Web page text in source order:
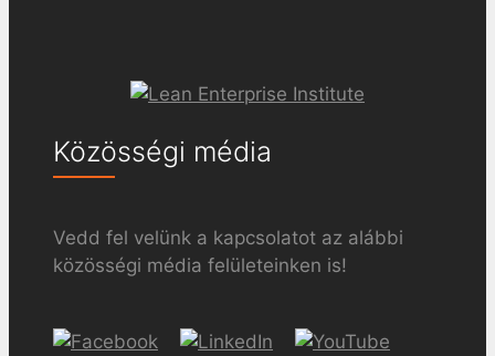
Közösségi média
Vedd fel velünk a kapcsolatot az alábbi
közösségi média felületeinken is!